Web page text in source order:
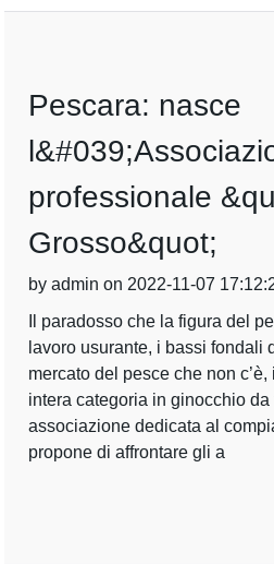
Pescara: nasce
professionale
Grosso&quot;
by admin on 2022-11-07
Il paradosso che la figura del
lavoro usurante, i bassi fondali
mercato del pesce che non
intera categoria in ginocchio
associazione dedicata al
propone di affrontare gli a